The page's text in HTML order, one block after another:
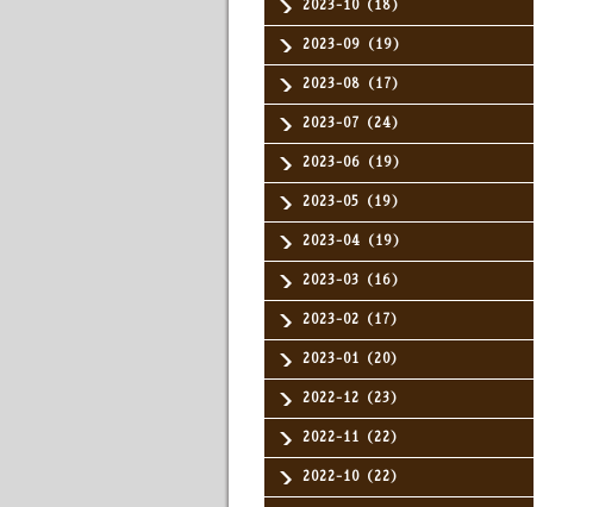
2023-10（18）
2023-09（19）
2023-08（17）
2023-07（24）
2023-06（19）
2023-05（19）
2023-04（19）
2023-03（16）
2023-02（17）
2023-01（20）
2022-12（23）
2022-11（22）
2022-10（22）